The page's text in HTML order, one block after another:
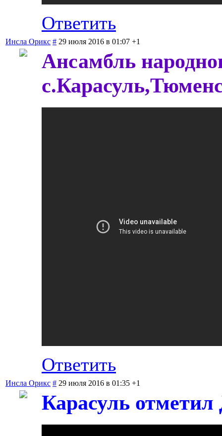
Ответить
Инсла Орикс # 29 июля 2016 в 01:07 +1
Ансамбль
Ответить
Инсла Орикс # 29 июля 2016 в 01:35 +1
Карасуль отметил